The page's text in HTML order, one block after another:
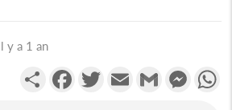
y a 1 an
PartagerFacebookTwitterEmail Gmail